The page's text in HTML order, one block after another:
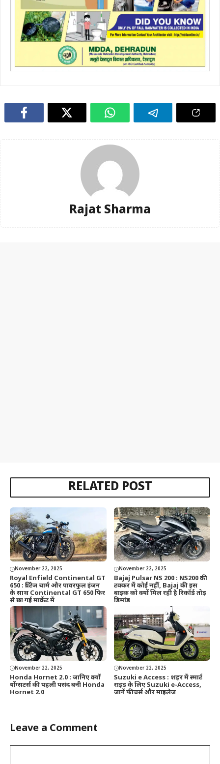
Rajat Sharma
RELATED POST
November 22, 2025
Royal Enfield Continental GT
650 : विंटेज चार्म और पावरफुल इंजन
के साथ Continental GT 650 फिर
से छा गई मार्केट में
November 22, 2025
Bajaj Pulsar NS 200 : NS200 की
टक्कर में कोई नहीं, Bajaj की इस
बाइक को क्यों मिल रही है रिकॉर्ड तोड़
डिमांड
November 22, 2025
Honda Hornet 2.0 : जानिए क्यों
योंग्सटर्स की पहली पसंद बनी Honda
Hornet 2.0
November 22, 2025
Suzuki e Access : शहर में स्मार्ट
राइड के लिए Suzuki e-Access,
जानें फीचर्स और माइलेज
Leave a Comment